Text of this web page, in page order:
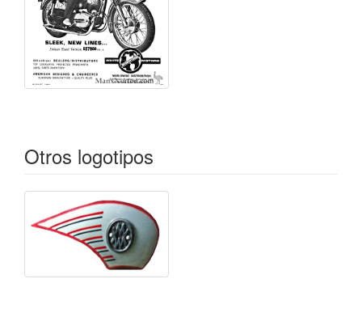
Otros logotipos